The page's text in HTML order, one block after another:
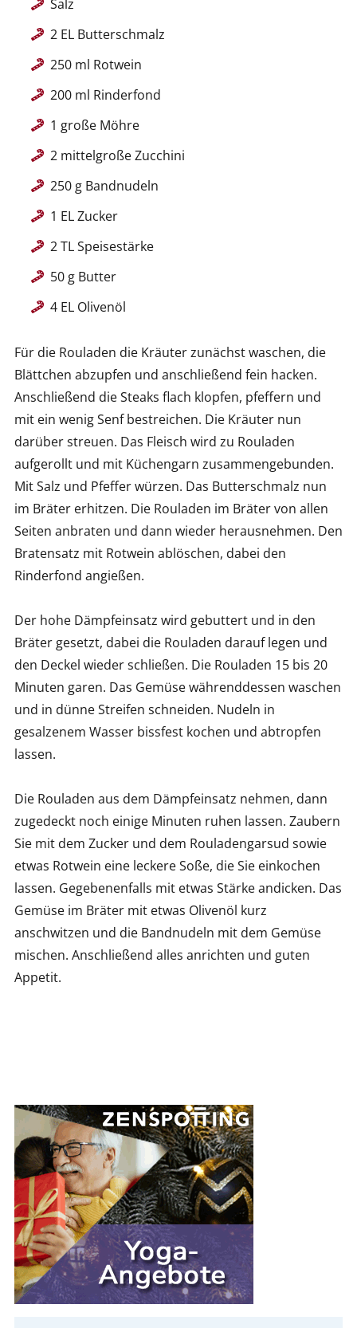
Salz
2 EL Butterschmalz
250 ml Rotwein
200 ml Rinderfond
1 große Möhre
2 mittelgroße Zucchini
250 g Bandnudeln
1 EL Zucker
2 TL Speisestärke
50 g Butter
4 EL Olivenöl
Für die Rouladen die Kräuter zunächst waschen, die
Blättchen abzupfen und anschließend fein hacken.
Anschließend die Steaks flach klopfen, pfeffern und
mit ein wenig Senf bestreichen. Die Kräuter nun
darüber streuen. Das Fleisch wird zu Rouladen
aufgerollt und mit Küchengarn zusammengebunden.
Mit Salz und Pfeffer würzen. Das Butterschmalz nun
im Bräter erhitzen. Die Rouladen im Bräter von allen
Seiten anbraten und dann wieder herausnehmen. Den
Bratensatz mit Rotwein ablöschen, dabei den
Rinderfond angießen.
Der hohe Dämpfeinsatz wird gebuttert und in den
Bräter gesetzt, dabei die Rouladen darauf legen und
den Deckel wieder schließen. Die Rouladen 15 bis 20
Minuten garen. Das Gemüse währenddessen waschen
und in dünne Streifen schneiden. Nudeln in
gesalzenem Wasser bissfest kochen und abtropfen
lassen.
Die Rouladen aus dem Dämpfeinsatz nehmen, dann
zugedeckt noch einige Minuten ruhen lassen. Zaubern
Sie mit dem Zucker und dem Rouladengarsud sowie
etwas Rotwein eine leckere Soße, die Sie einkochen
lassen. Gegebenenfalls mit etwas Stärke andicken. Das
Gemüse im Bräter mit etwas Olivenöl kurz
anschwitzen und die Bandnudeln mit dem Gemüse
mischen. Anschließend alles anrichten und guten
Appetit.